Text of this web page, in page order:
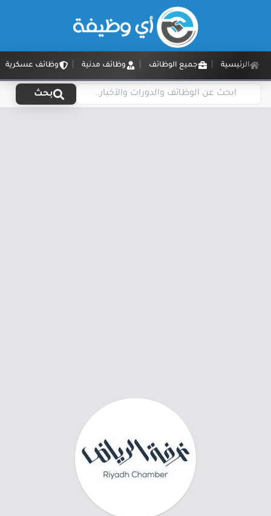
الرئيسية جميع الوظائف وظائف مدنية وظائف عسكرية
بحث